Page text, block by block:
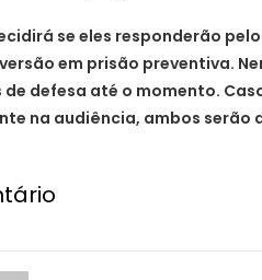
se eles responderão
em prisão preventiva.
defesa até o momento.
na audiência, ambos serão